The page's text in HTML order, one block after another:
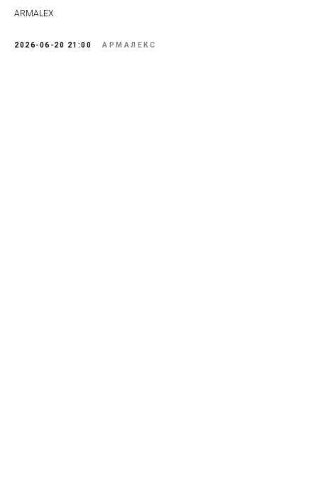
ARMALEX
2026-06-20 21:00 АРМАЛЕКС